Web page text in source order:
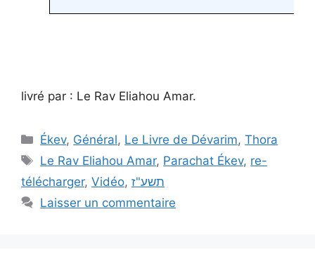
livré par : Le Rav Eliahou Amar.
Ékev, Général, Le Livre de Dévarim,Thora
Le Rav Eliahou Amar, Parachat Ékev, re-
télécharger, Vidéo, תשע"ז
Laisser un commentaire